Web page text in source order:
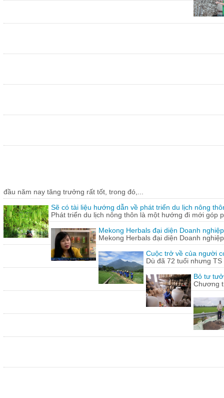
đầu năm nay tăng trưởng rất tốt, trong đó,...
Sẽ có tài liệu hướng dẫn về phát triển du lịch nông
Phát triển du lịch nông thôn là một hướng đi mới góp
Mekong Herbals đại diện Doanh
Mekong Herbals đại diện Doanh
Cuộc trở về của người
Dù đã 72 tuổi nhưng
Bỏ tư
Chương